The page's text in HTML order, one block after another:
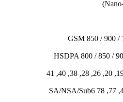
GSM 850 /
HSDPA 800 /